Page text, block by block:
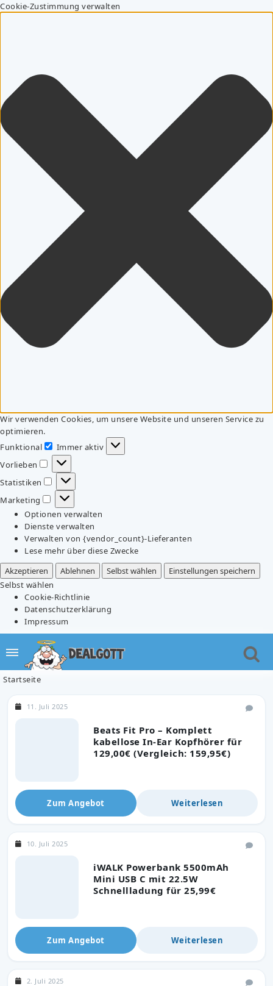
Cookie-Zustimmung verwalten
Wir verwenden Cookies, um unsere Website und unseren Service zu
optimieren.
Funktional
Funktional
Immer aktiv
Vorlieben
Vorlieben
Statistiken
Statistiken
Marketing
Marketing
Optionen verwalten
Dienste verwalten
Verwalten von {vendor_count}-Lieferanten
Lese mehr über diese Zwecke
Akzeptieren
Ablehnen Selbst wählen
Einstellungen speichern
Selbst wählen
Cookie-Richtlinie
Datenschutzerklärung
Impressum
Startseite
Beats Fit Pro – Komplett
kabellose In-Ear Kopfhörer für
129,00€ (Vergleich: 159,95€)
11. Juli 2025
Zum Angebot Weiterlesen
iWALK Powerbank 5500mAh
Mini USB C mit 22.5W
Schnellladung für 25,99€
10. Juli 2025
Zum Angebot Weiterlesen
2. Juli 2025